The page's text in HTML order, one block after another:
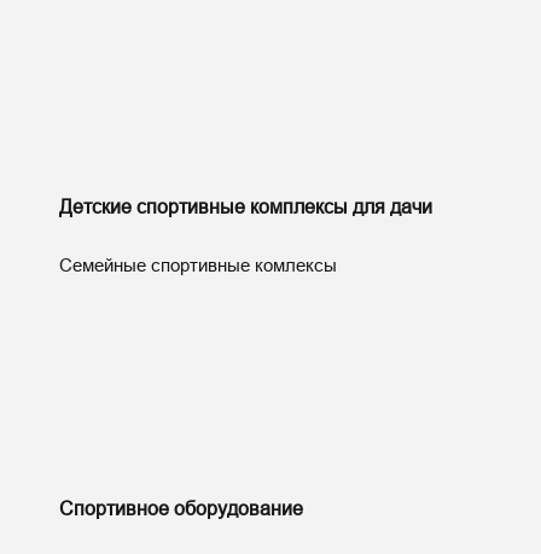
Детские спортивные комплексы для дачи
Семейные спортивные комлексы
Спортивное оборудование